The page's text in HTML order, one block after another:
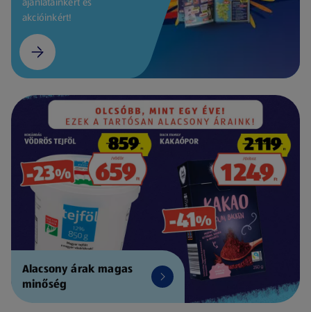
akcióinkért!
Alacsony árak magas
minőség